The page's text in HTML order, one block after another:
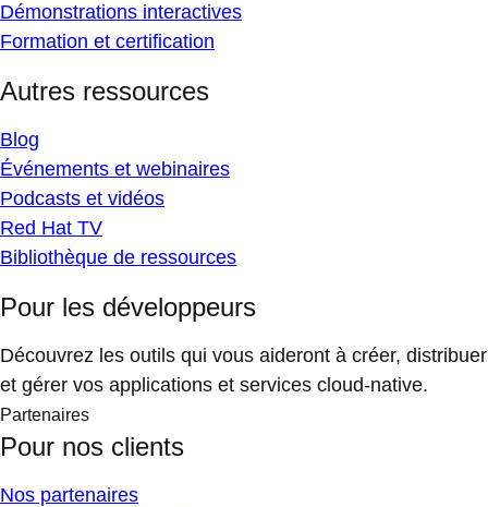
Démonstrations interactives
Formation et certification
Autres ressources
Blog
Événements et webinaires
Podcasts et vidéos
Red Hat TV
Bibliothèque de ressources
Pour les développeurs
Découvrez les outils qui vous aideront à créer, distribuer
et gérer vos applications et services cloud-native.
Partenaires
Pour nos clients
Nos partenaires